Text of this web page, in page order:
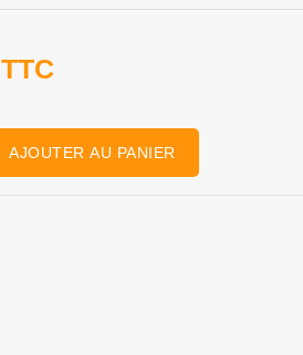
TTC
AJOUTER AU PANIER